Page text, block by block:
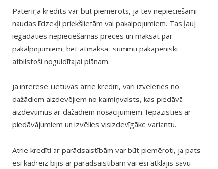
Patēriņa kredīts var būt piemērots, ja tev nepieciešami
naudas līdzekļi priekšlietām vai pakalpojumiem. Tas ļauj
iegādāties nepieciešamās preces un maksāt par
pakalpojumiem, bet atmaksāt summu pakāpeniski
atbilstoši noguldītajai plānam.
Ja interesē Lietuvas atrie kredīti, vari izvēlēties no
dažādiem aizdevējiem no kaimiņvalsts, kas piedāvā
aizdevumus ar dažādiem nosacījumiem. Iepazīsties ar
piedāvājumiem un izvēlies visizdevīgāko variantu.
Atrie kredīti ar parādsaistībām var būt piemēroti, ja pats
esi kādreiz bijis ar parādsaistībām vai esi atklājis savu